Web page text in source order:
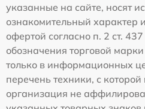
указанные на сайте, носят
ознакомительный характер
офертой согласно п. 2 ст.
обозначения торговой
только в информационных
перечень техники, с
организация не